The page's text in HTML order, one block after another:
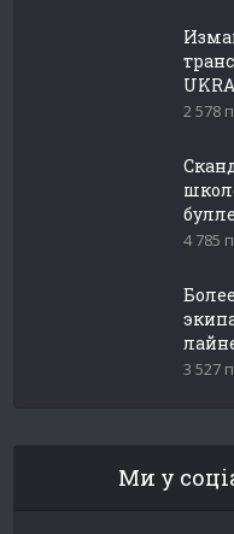
2 578
4 785
3 527
Ми у